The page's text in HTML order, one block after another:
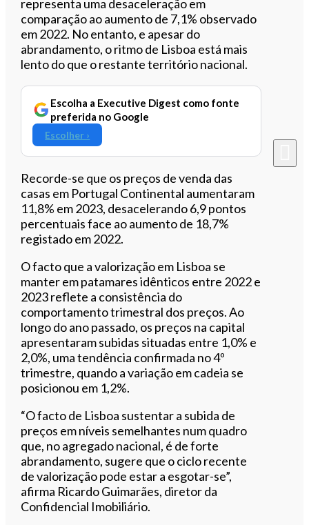
representa uma desaceleração em
comparação ao aumento de 7,1% observado
em 2022. No entanto, e apesar do
abrandamento, o ritmo de Lisboa está mais
lento do que o restante território nacional.
Escolha a Executive Digest como fonte
preferida no Google
Escolher ›
Recorde-se que os preços de venda das
casas em Portugal Continental aumentaram
11,8% em 2023, desacelerando 6,9 pontos
percentuais face ao aumento de 18,7%
registado em 2022.
O facto que a valorização em Lisboa se
manter em patamares idênticos entre 2022 e
2023 reflete a consistência do
comportamento trimestral dos preços. Ao
longo do ano passado, os preços na capital
apresentaram subidas situadas entre 1,0% e
2,0%, uma tendência confirmada no 4º
trimestre, quando a variação em cadeia se
posicionou em 1,2%.
“O facto de Lisboa sustentar a subida de
preços em níveis semelhantes num quadro
que, no agregado nacional, é de forte
abrandamento, sugere que o ciclo recente
de valorização pode estar a esgotar-se”,
afirma Ricardo Guimarães, diretor da
Confidencial Imobiliário.